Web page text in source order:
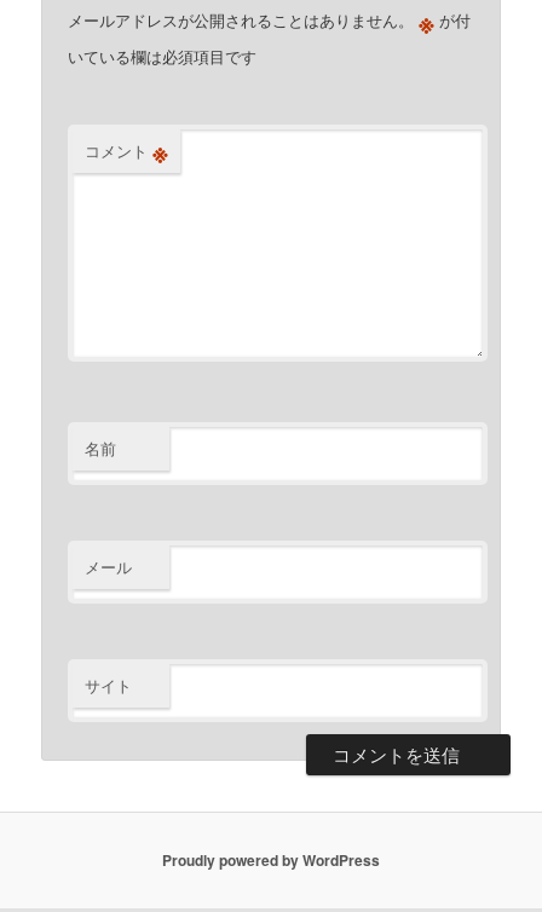
メールアドレスが公開されることはありません。 ※ が付
いている欄は必須項目です
コメント ※
名前
メール
サイト
Proudly powered by WordPress